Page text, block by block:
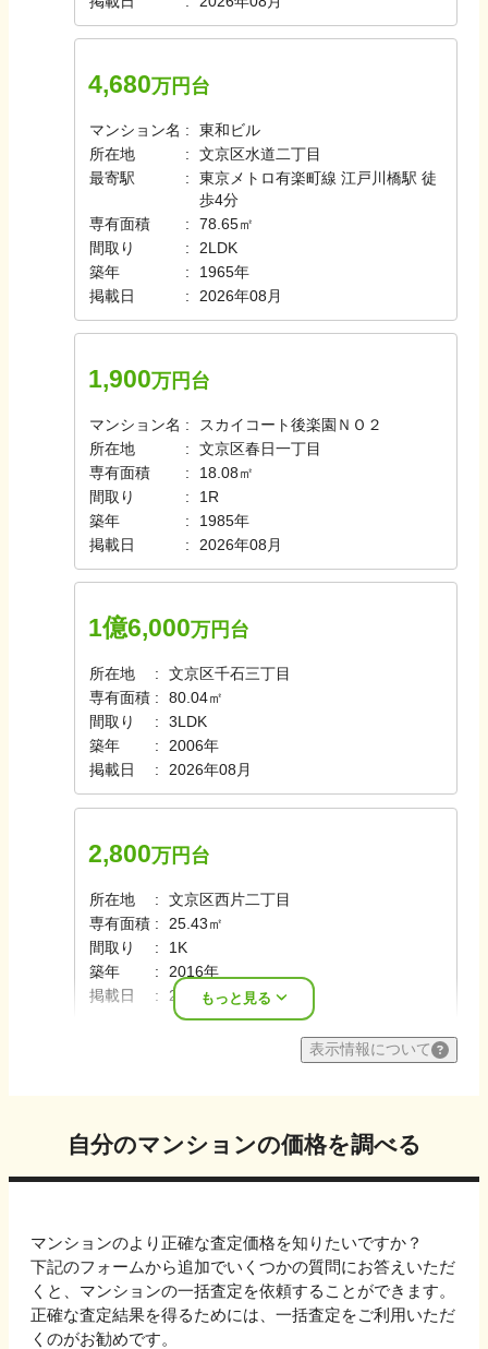
4,680万円台
マンション名
東和ビル
所在地
文京区水道二丁目
最寄駅
東京メトロ有楽町線 江戸川橋駅 徒
歩4分
専有面積
78.65㎡
間取り
2LDK
築年
1965年
掲載日
2026年08月
1,900万円台
マンション名
スカイコート後楽園ＮＯ２
所在地
文京区春日一丁目
専有面積
18.08㎡
間取り
1R
築年
1985年
掲載日
2026年08月
1億6,000万円台
所在地
文京区千石三丁目
専有面積
80.04㎡
間取り
3LDK
築年
2006年
掲載日
2026年08月
2,800万円台
所在地
文京区西片二丁目
専有面積
25.43㎡
間取り
1K
築年
2016年
掲載日
2026年08月
もっと見る
表示情報について
自分のマンションの価格を調べる
マンションのより正確な査定価格を知りたいですか？
下記のフォームから追加でいくつかの質問にお答えいただ
くと、マンションの一括査定を依頼することができます。
正確な査定結果を得るためには、一括査定をご利用いただ
くのがお勧めです。